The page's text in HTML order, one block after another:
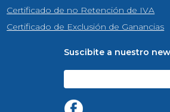
Certificado de no Retención de IVA
Certificado de Exclusión de Ganancias
Suscibite a nuestro